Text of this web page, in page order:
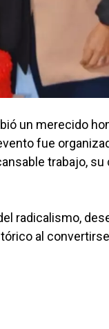
un merecido
fue
trabajo,
radicalismo,
al